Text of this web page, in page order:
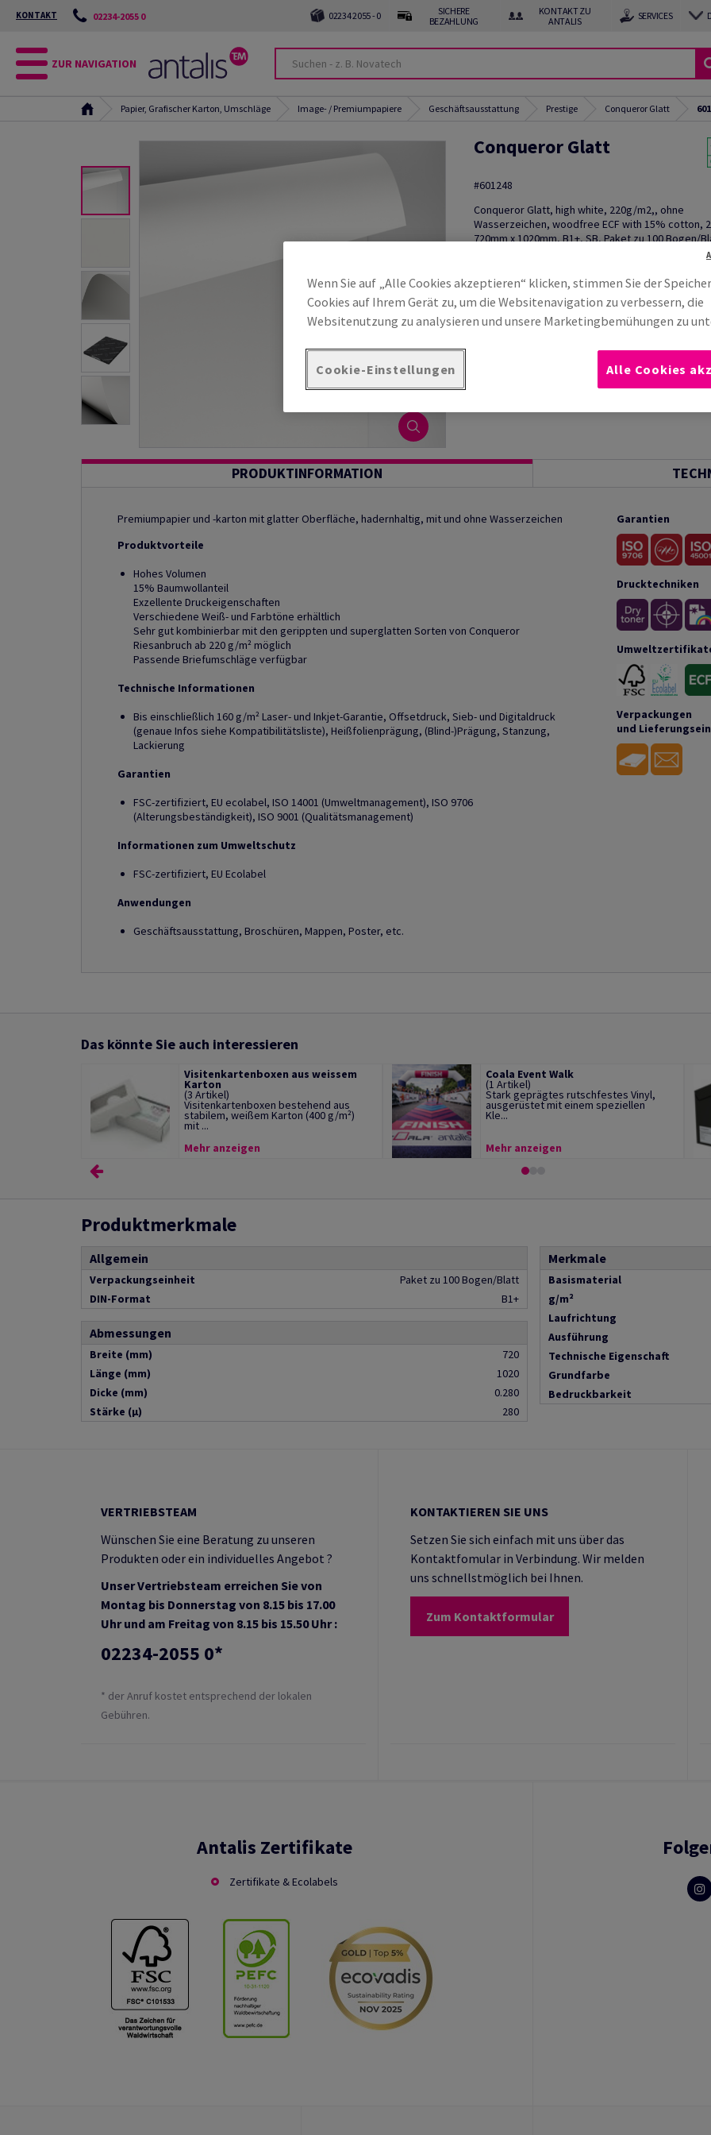
KONTAKT 02234-2055 0 02234 2055 - 0
SICHERE
BEZAHLUNG
KONTAKT ZU
ANTALIS
SERVICES
ZUR NAVIGATION
Papier, Grafischer Karton, Umschläge Image- / Premiumpapiere Geschäftsausstattung Prestige Conqueror Glatt
Conqueror Glatt
#601248
Conqueror Glatt, high white, 220g/m2,, ohne
Wasserzeichen, woodfree ECF with 15% cotton,
720mm x 1020mm, B1+, SB, Paket zu 100 Bogen/
Produktinformation Produkt
PRODUKTINFORMATION
Premiumpapier und -karton mit glatter Oberfläche, hadernhaltig, mit und ohne Wasserzeichen
Produktvorteile
Hohes Volumen
15% Baumwollanteil
Exzellente Druckeigenschaften
Verschiedene Weiß- und Farbtöne erhältlich
Sehr gut kombinierbar mit den gerippten und superglatten Sorten von Conqueror
Riesanbruch ab 220 g/m² möglich
Passende Briefumschläge verfügbar
Technische Informationen
Bis einschließlich 160 g/m² Laser- und Inkjet-Garantie, Offsetdruck, Sieb- und Digitaldruck
(genaue Infos siehe Kompatibilitätsliste), Heißfolienprägung, (Blind-)Prägung, Stanzung,
Lackierung
Garantien
FSC-zertifiziert, EU ecolabel, ISO 14001 (Umweltmanagement), ISO 9706
(Alterungsbeständigkeit), ISO 9001 (Qualitätsmanagement)
Informationen zum Umweltschutz
FSC-zertifiziert, EU Ecolabel
Anwendungen
Geschäftsausstattung, Broschüren, Mappen, Poster, etc.
Garantien
Drucktechniken
Verpackungen
und
Das könnte Sie auch interessieren
Visitenkartenboxen aus weissem
Karton
(3 Artikel)
Visitenkartenboxen bestehend aus
stabilem, weißem Karton (400 g/m²)
mit ...
Mehr anzeigen
Coala Event Walk
(1 Artikel)
Stark geprägtes rutschfestes Vinyl,
ausgerüstet mit einem speziellen
Kle...
Mehr anzeigen
Produktmerkmale
Allgemein
Verpackungseinheit
Paket zu 100 Bogen/Blatt
DIN-Format
B1+
Abmessungen
Breite (mm)
720
Länge (mm)
1020
Dicke (mm)
0.280
Stärke (µ)
280
Merkmale
Basismaterial
g/m²
Laufrichtung
Ausführung
Technische Eigenschaft
Grundfarbe
Bedruckbarkeit
VERTRIEBSTEAM
Wünschen Sie eine Beratung zu unseren
Produkten oder ein individuelles Angebot ?
Unser Vertriebsteam erreichen Sie von
Montag bis Donnerstag von 8.15 bis 17.00
Uhr und am Freitag von 8.15 bis 15.50 Uhr :
02234-2055 0*
* der Anruf kostet entsprechend der lokalen
Gebühren.
KONTAKTIEREN SIE UNS
Setzen Sie sich einfach mit uns über das
Kontaktfomular in Verbindung. Wir melden
uns schnellstmöglich bei Ihnen.
Zum Kontaktformular
Antalis Zertifikate
Zertifikate & Ecolabels
Wenn Sie auf „Alle Cookies akzeptieren“ klicken, stimmen Sie der
Cookies auf Ihrem Gerät zu, um die Websitenavigation zu verbessern, die
Websitenutzung zu analysieren und unsere Marketingbemühungen zu
Cookie-Einstellungen Alle Cookies